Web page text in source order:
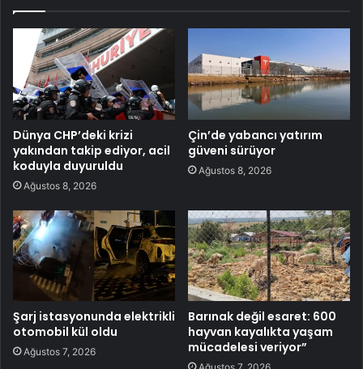
Dünya CHP’deki krizi
yakından takip ediyor, acil
koduyla duyuruldu
Ağustos 8, 2026
Çin’de yabancı yatırım
güveni sürüyor
Ağustos 8, 2026
Şarj istasyonunda elektrikli
otomobil kül oldu
Ağustos 7, 2026
Barınak değil esaret: 600
hayvan kayalıkta yaşam
mücadelesi veriyor”